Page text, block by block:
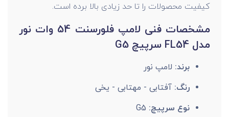
کیفیت محصولات را تا حد زیادی بالا برده است.
مشخصات فنی لامپ فلورسنت 54 وات نور
مدل FL54 سرپیچ G5
برند: لامپ نور
رنگ: آفتابی - مهتابی - یخی
نوع سرپیچ: G5